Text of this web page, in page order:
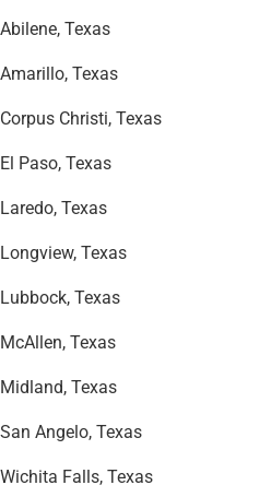
Abilene, Texas
Amarillo, Texas
Corpus Christi, Texas
El Paso, Texas
Laredo, Texas
Longview, Texas
Lubbock, Texas
McAllen, Texas
Midland, Texas
San Angelo, Texas
Wichita Falls, Texas